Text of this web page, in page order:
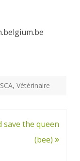
, Vétérinaire
save the queen
(bee)